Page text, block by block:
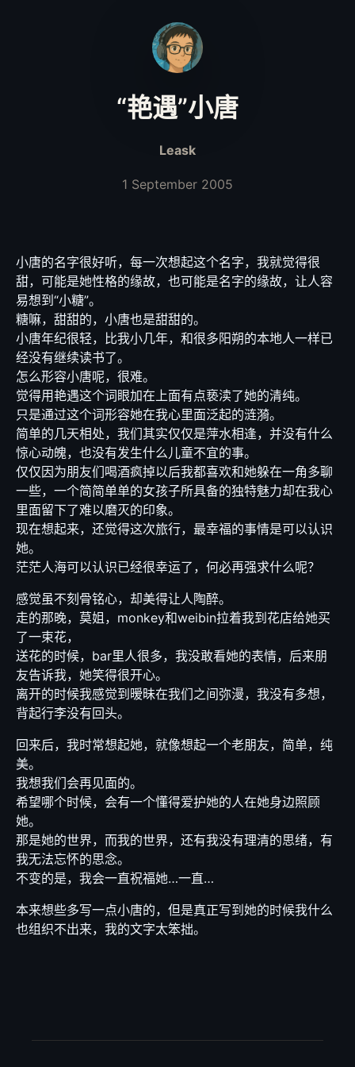
“艳遇”小唐
Leask
1 September 2005
小唐的名字很好听，每一次想起这个名字，我就觉得很
甜，可能是她性格的缘故，也可能是名字的缘故，让人容
易想到“小糖”。
糖嘛，甜甜的，小唐也是甜甜的。
小唐年纪很轻，比我小几年，和很多阳朔的本地人一样已
经没有继续读书了。
怎么形容小唐呢，很难。
觉得用艳遇这个词眼加在上面有点亵渎了她的清纯。
只是通过这个词形容她在我心里面泛起的涟漪。
简单的几天相处，我们其实仅仅是萍水相逢，并没有什么
惊心动魄，也没有发生什么儿童不宜的事。
仅仅因为朋友们喝酒疯掉以后我都喜欢和她躲在一角多聊
一些，一个简简单单的女孩子所具备的独特魅力却在我心
里面留下了难以磨灭的印象。
现在想起来，还觉得这次旅行，最幸福的事情是可以认识
她。
茫茫人海可以认识已经很幸运了，何必再强求什么呢？
感觉虽不刻骨铭心，却美得让人陶醉。
走的那晚，莫姐，monkey和weibin拉着我到花店给她买
了一束花，
送花的时候，bar里人很多，我没敢看她的表情，后来朋
友告诉我，她笑得很开心。
离开的时候我感觉到暧昧在我们之间弥漫，我没有多想，
背起行李没有回头。
回来后，我时常想起她，就像想起一个老朋友，简单，纯
美。
我想我们会再见面的。
希望哪个时候，会有一个懂得爱护她的人在她身边照顾
她。
那是她的世界，而我的世界，还有我没有理清的思绪，有
我无法忘怀的思念。
不变的是，我会一直祝福她…一直…
本来想些多写一点小唐的，但是真正写到她的时候我什么
也组织不出来，我的文字太笨拙。